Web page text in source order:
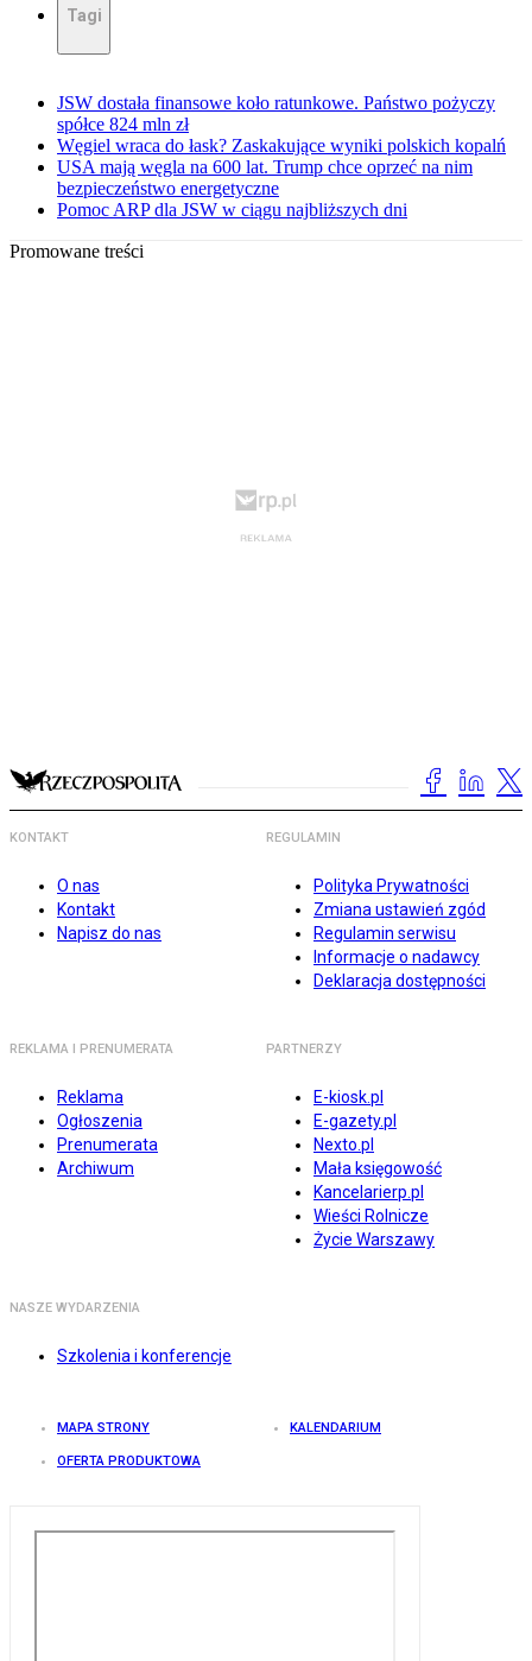
Tagi
JSW dostała finansowe koło ratunkowe. Państwo pożyczy
spółce 824 mln zł
Węgiel wraca do łask? Zaskakujące wyniki polskich kopalń
USA mają węgla na 600 lat. Trump chce oprzeć na nim
bezpieczeństwo energetyczne
Pomoc ARP dla JSW w ciągu najbliższych dni
Promowane treści
KONTAKT
O nas
Kontakt
Napisz do nas
REGULAMIN
Polityka Prywatności
Zmiana ustawień zgód
Regulamin serwisu
Informacje o nadawcy
Deklaracja dostępności
REKLAMA I PRENUMERATA
Reklama
Ogłoszenia
Prenumerata
Archiwum
PARTNERZY
E-kiosk.pl
E-gazety.pl
Nexto.pl
Mała księgowość
Kancelarierp.pl
Wieści Rolnicze
Życie Warszawy
NASZE WYDARZENIA
Szkolenia i konferencje
MAPA STRONY KALENDARIUM
OFERTA PRODUKTOWA